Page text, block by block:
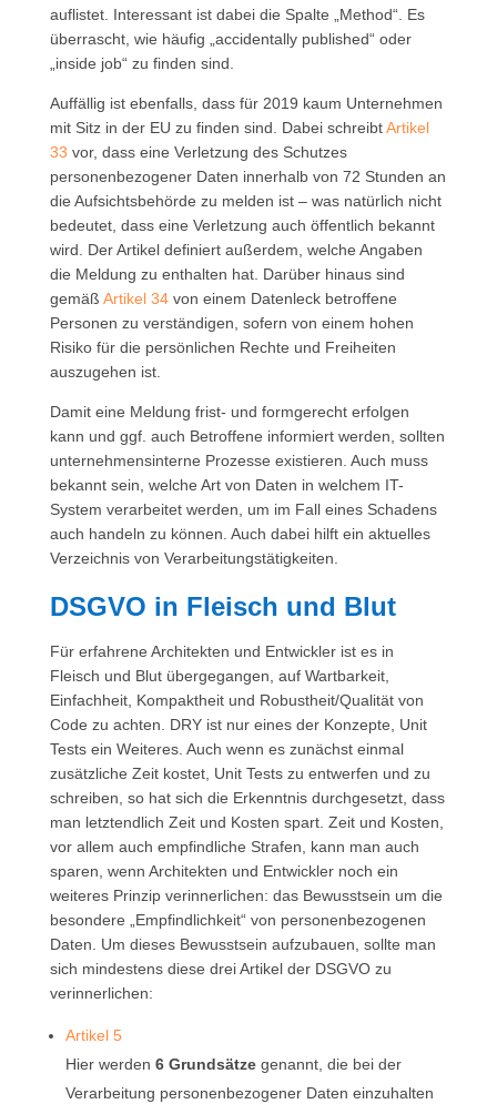
auflistet. Interessant ist dabei die Spalte „Method“. Es
überrascht, wie häufig „accidentally published“ oder
„inside job“ zu finden sind.
Auffällig ist ebenfalls, dass für 2019 kaum Unternehmen
mit Sitz in der EU zu finden sind. Dabei schreibtArtikel
33 vor, dass eine Verletzung des Schutzes
personenbezogener Daten innerhalb von 72 Stunden an
die Aufsichtsbehörde zu melden ist – was natürlich nicht
bedeutet, dass eine Verletzung auch öffentlich bekannt
wird. Der Artikel definiert außerdem, welche Angaben
die Meldung zu enthalten hat. Darüber hinaus sind
gemäß Artikel 34von einem Datenleck betroffene
Personen zu verständigen, sofern von einem hohen
Risiko für die persönlichen Rechte und Freiheiten
auszugehen ist.
Damit eine Meldung frist- und formgerecht erfolgen
kann und ggf. auch Betroffene informiert werden, sollten
unternehmensinterne Prozesse existieren. Auch muss
bekannt sein, welche Art von Daten in welchem IT-
System verarbeitet werden, um im Fall eines Schadens
auch handeln zu können. Auch dabei hilft ein aktuelles
Verzeichnis von Verarbeitungstätigkeiten.
DSGVO in Fleisch und Blut
Für erfahrene Architekten und Entwickler ist es in
Fleisch und Blut übergegangen, auf Wartbarkeit,
Einfachheit, Kompaktheit und Robustheit/Qualität von
Code zu achten. DRY ist nur eines der Konzepte, Unit
Tests ein Weiteres. Auch wenn es zunächst einmal
zusätzliche Zeit kostet, Unit Tests zu entwerfen und zu
schreiben, so hat sich die Erkenntnis durchgesetzt, dass
man letztendlich Zeit und Kosten spart. Zeit und Kosten,
vor allem auch empfindliche Strafen, kann man auch
sparen, wenn Architekten und Entwickler noch ein
weiteres Prinzip verinnerlichen: das Bewusstsein um die
besondere „Empfindlichkeit“ von personenbezogenen
Daten. Um dieses Bewusstsein aufzubauen, sollte man
sich mindestens diese drei Artikel der DSGVO zu
verinnerlichen:
Artikel 5
Hier werden 6 Grundsätzegenannt, die bei der
Verarbeitung personenbezogener Daten einzuhalten